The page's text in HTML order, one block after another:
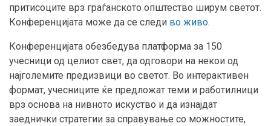
притисоците врз граѓанското општество ширум светот.
Конференцијата може да се следи во живо.
Конференцијата обезбедува платформа за 150
учесници од целиот свет, да одговори на некои од
најголемите предизвици во светот. Во интерактивен
формат, учесниците ќе предложат теми и работилници
врз основа на нивното искуство и да изнајдат
заеднички стратегии за справување со можностите,